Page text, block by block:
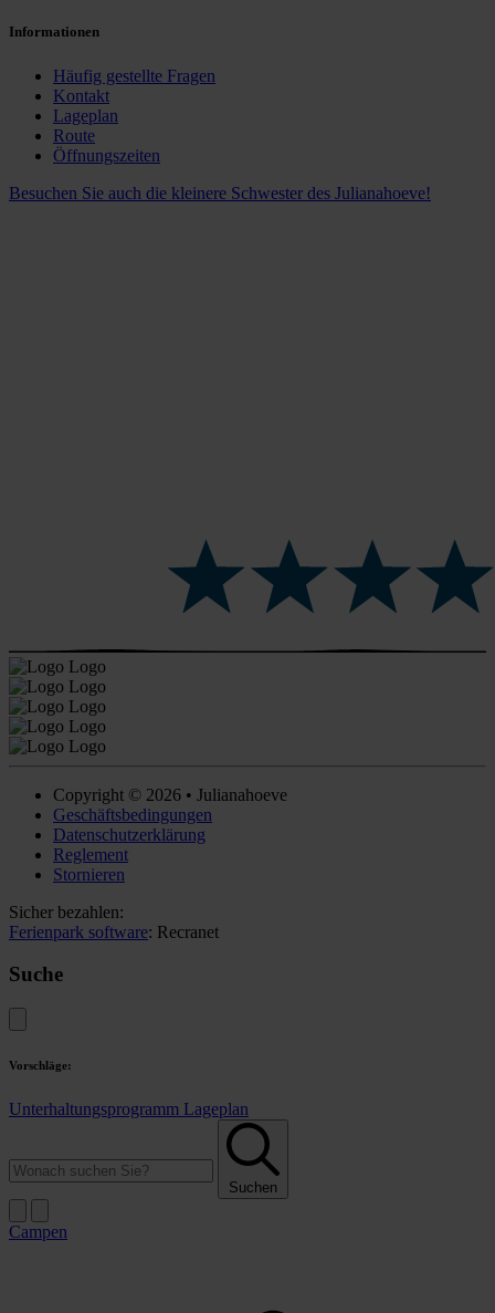
Informationen
Häufig gestellte Fragen
Kontakt
Lageplan
Route
Öffnungszeiten
Besuchen Sie auch die kleinere Schwester des Julianahoeve!
Copyright © 2026 • Julianahoeve
Geschäftsbedingungen
Datenschutzerklärung
Reglement
Stornieren
Sicher bezahlen:
Ferienpark software: Recranet
Suche
Vorschläge:
Unterhaltungsprogramm Lageplan
Suchen
Campen